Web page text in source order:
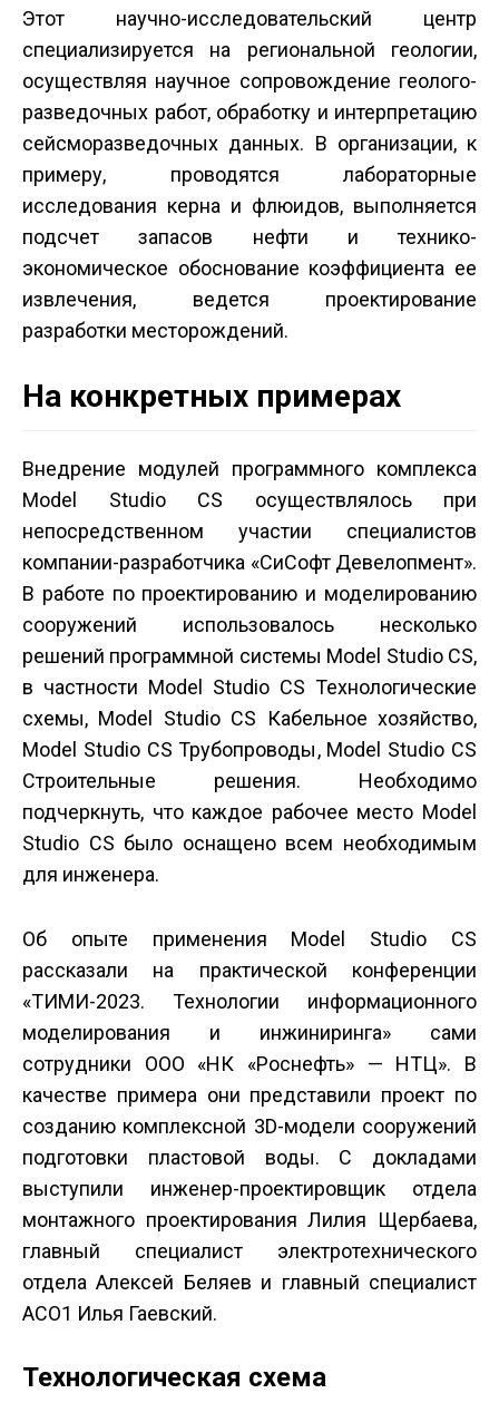
Этот научно-исследовательский центр
специализируется на региональной геологии,
осуществляя научное сопровождение геолого-
разведочных работ, обработку и интерпретацию
сейсморазведочных данных. В организации, к
примеру, проводятся лабораторные
исследования керна и флюидов, выполняется
подсчет запасов нефти и технико-
экономическое обоснование коэффициента ее
извлечения, ведется проектирование
разработки месторождений.
На конкретных примерах
Внедрение модулей программного комплекса
Model Studio CS осуществлялось при
непосредственном участии специалистов
компании-разработчика «СиСофт Девелопмент».
В работе по проектированию и моделированию
сооружений использовалось несколько
решений программной системы Model Studio CS,
в частности Model Studio CS Технологические
схемы, Model Studio CS Кабельное хозяйство,
Model Studio CS Трубопроводы, Model Studio CS
Строительные решения. Необходимо
подчеркнуть, что каждое рабочее место Model
Studio CS было оснащено всем необходимым
для инженера.
Об опыте применения Model Studio CS
рассказали на практической конференции
«ТИМИ-2023. Технологии информационного
моделирования и инжиниринга» сами
сотрудники ООО «НК «Роснефть» — НТЦ». В
качестве примера они представили проект по
созданию комплексной 3D-модели сооружений
подготовки пластовой воды. С докладами
выступили инженер-проектировщик отдела
монтажного проектирования Лилия Щербаева,
главный специалист электротехнического
отдела Алексей Беляев и главный специалист
АСО1 Илья Гаевский.
Технологическая схема